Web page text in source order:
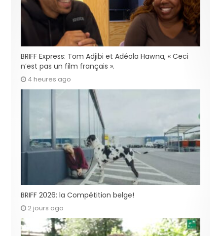
BRIFF Express: Tom Adjibi et Adéola Hawna, « Ceci
n’est pas un film français ».
4 heures ago
BRIFF 2026: la Compétition belge!
2 jours ago